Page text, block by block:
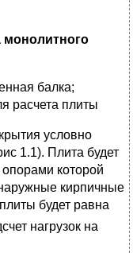
монолитного
балка;
расчета плиты
условно
1.1). Плита будет
опорами которой
кирпичные
будет равна
нагрузок на